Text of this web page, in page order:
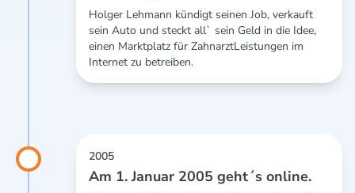
Holger Lehmann kündigt seinen Job, verkauft
sein Auto und steckt all` sein Geld in die Idee,
einen Marktplatz für ZahnarztLeistungen im
Internet zu betreiben.
2005
Am 1. Januar 2005 geht´s online.